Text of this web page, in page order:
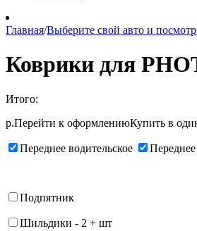
Главная/Выберите свой авто и
Коврики для
Итого:
р.Перейти к оформлениюКупить в
Переднее водительское
Подпятник
Шильдики - 2 + шт